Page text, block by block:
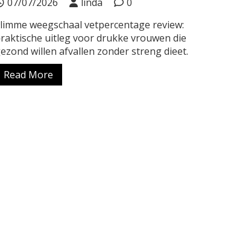
weegschaal vetpercentage review:
uitleg voor drukke vrouwen die
willen afvallen zonder streng dieet.
Read More